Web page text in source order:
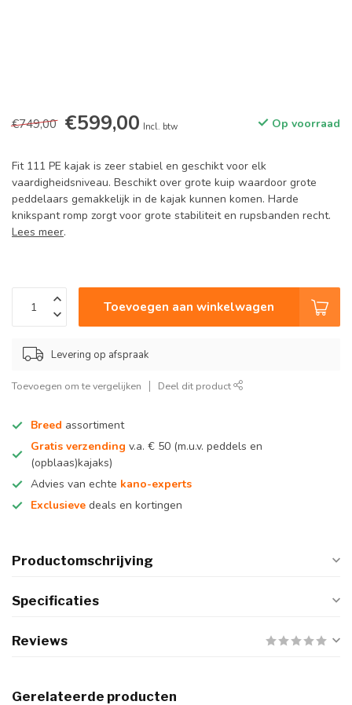
€749,00 €599,00 Incl. btw Op voorraad
Fit 111 PE kajak is zeer stabiel en geschikt voor elk
vaardigheidsniveau. Beschikt over grote kuip waardoor grote
peddelaars gemakkelijk in de kajak kunnen komen. Harde
knikspant romp zorgt voor grote stabiliteit en rupsbanden recht.
Lees meer.
Toevoegen aan winkelwagen
Levering op afspraak
Toevoegen om te vergelijken Deel dit product
Breed assortiment
Gratis verzending v.a. € 50 (m.u.v. peddels en
(opblaas)kajaks)
Advies van echte kano-experts
Exclusieve deals en kortingen
Productomschrijving
Specificaties
Reviews
Gerelateerde producten